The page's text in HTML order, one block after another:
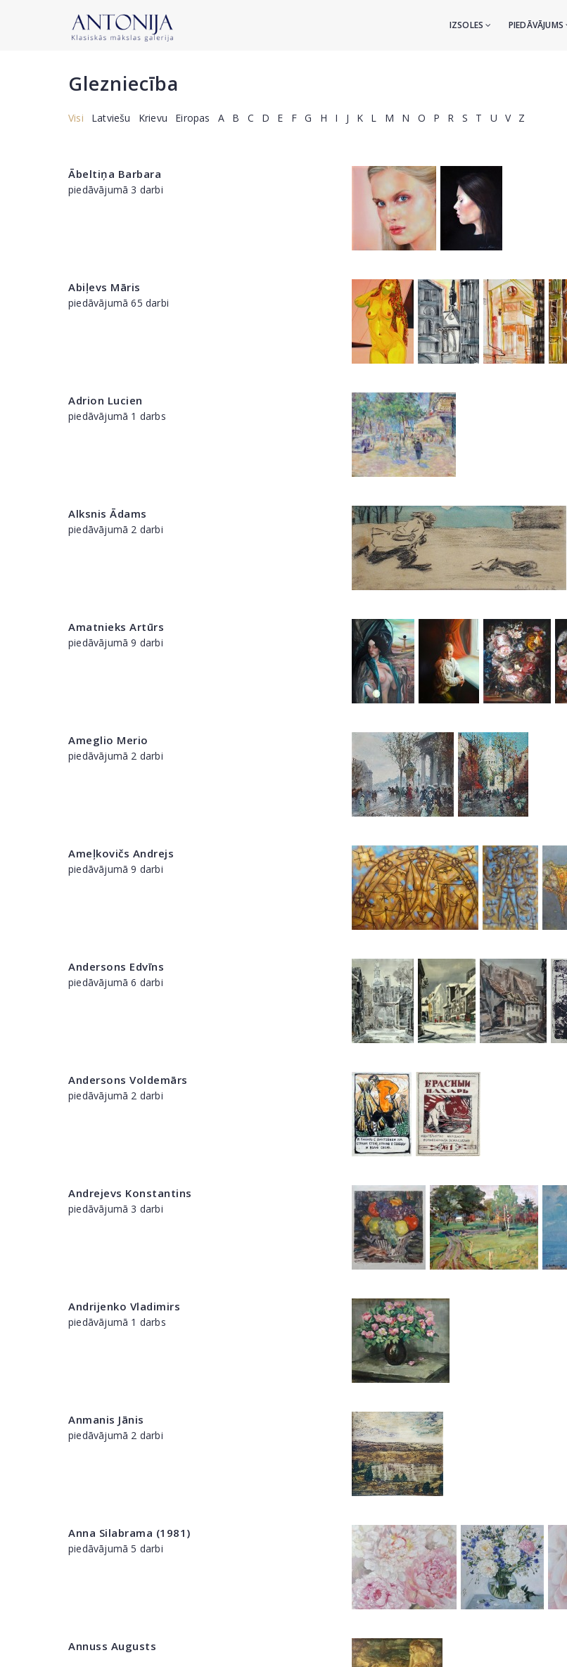
IZSOLES PIEDĀVĀJUMS
Glezniecība
Visi Latviešu Krievu Eiropas A B C D E F G H I J K L M N O P R S T U V Z
Ābeltiņa Barbara
piedāvājumā 3 darbi
Abiļevs Māris
piedāvājumā 65 darbi
Adrion Lucien
piedāvājumā 1 darbs
Alksnis Ādams
piedāvājumā 2 darbi
Amatnieks Artūrs
piedāvājumā 9 darbi
Ameglio Merio
piedāvājumā 2 darbi
Ameļkovičs Andrejs
piedāvājumā 9 darbi
Andersons Edvīns
piedāvājumā 6 darbi
Andersons Voldemārs
piedāvājumā 2 darbi
Andrejevs Konstantins
piedāvājumā 3 darbi
Andrijenko Vladimirs
piedāvājumā 1 darbs
Anmanis Jānis
piedāvājumā 2 darbi
Anna Silabrama (1981)
piedāvājumā 5 darbi
Annuss Augusts